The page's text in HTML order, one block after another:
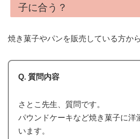
子に合う？
焼き菓子やパンを販売している方か
Q. 質問内容
さとこ先生、質問です。
パウンドケーキなど焼き菓子に洋
います。